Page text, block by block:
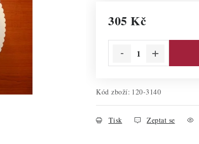
305 Kč
Kód zboží: 120-3140
Tisk Zeptat se